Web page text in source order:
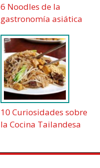
6 Noodles de la
gastronomía asiática
10 Curiosidades sobre
la Cocina Tailandesa